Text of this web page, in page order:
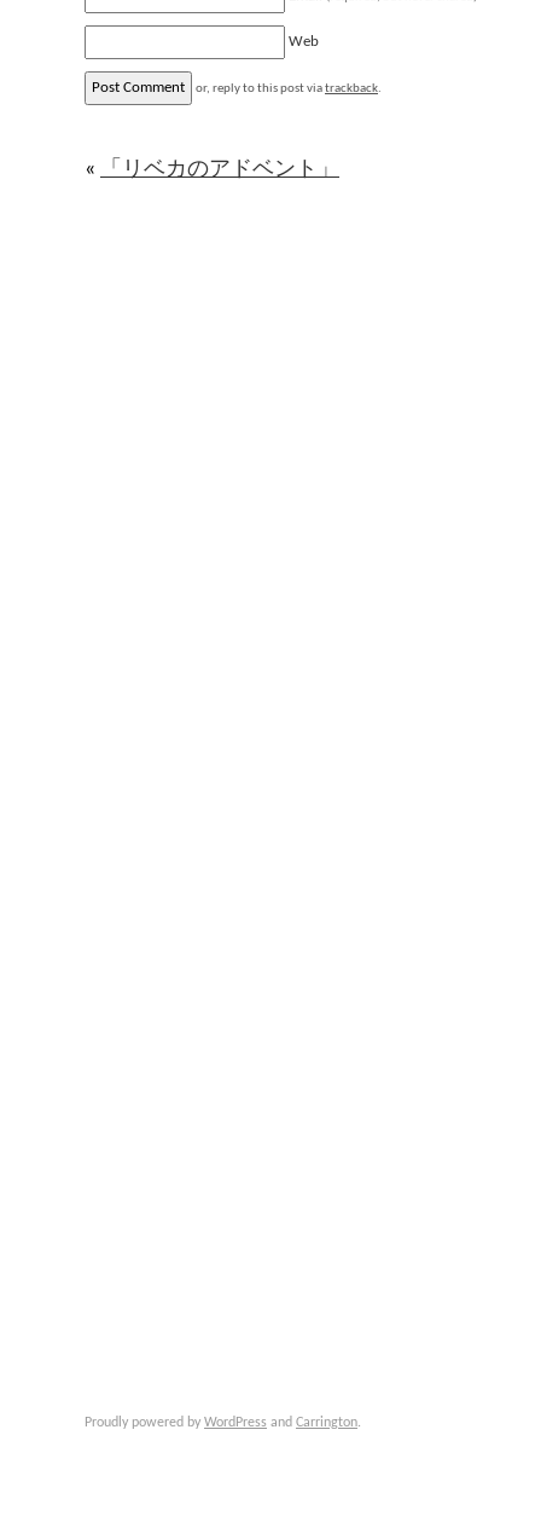
Web
or, reply to this post viatrackback.
« 「リベカのアドベント」
Proudly powered by WordPress and Carrington.